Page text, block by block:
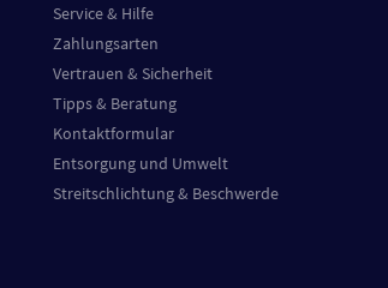
Service & Hilfe
Zahlungsarten
Vertrauen & Sicherheit
Tipps & Beratung
Kontaktformular
Entsorgung und Umwelt
Streitschlichtung & Beschwerde